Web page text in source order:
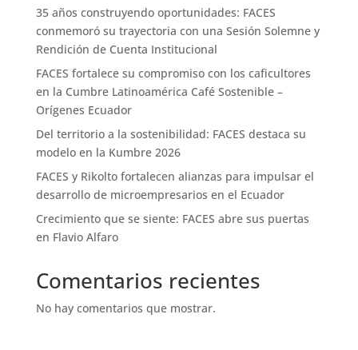
35 años construyendo oportunidades: FACES
conmemoró su trayectoria con una Sesión Solemne y
Rendición de Cuenta Institucional
FACES fortalece su compromiso con los caficultores
en la Cumbre Latinoamérica Café Sostenible –
Orígenes Ecuador
Del territorio a la sostenibilidad: FACES destaca su
modelo en la Kumbre 2026
FACES y Rikolto fortalecen alianzas para impulsar el
desarrollo de microempresarios en el Ecuador
Crecimiento que se siente: FACES abre sus puertas
en Flavio Alfaro
Comentarios recientes
No hay comentarios que mostrar.